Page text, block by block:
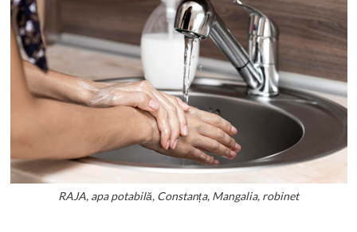
RAJA, apa potabilă, Constanța, Mangalia, robinet